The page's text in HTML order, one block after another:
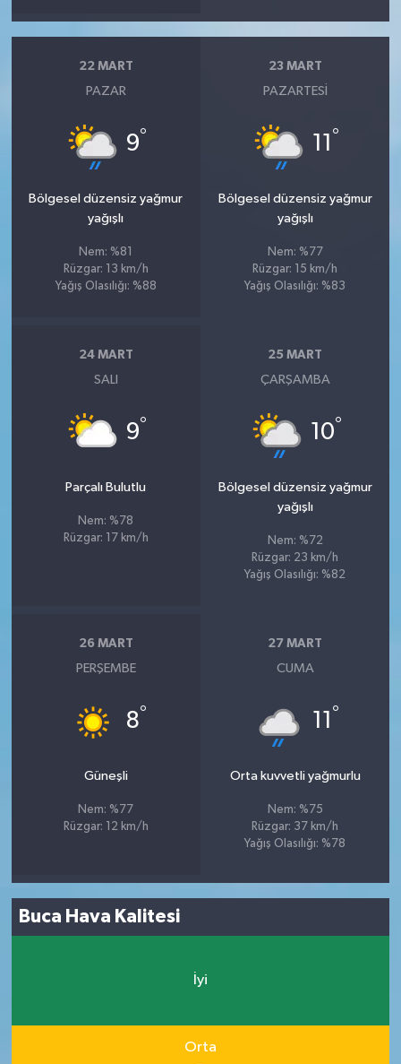
22 MART
PAZAR
9°
Bölgesel düzensiz yağmur
yağışlı
Nem: %81
Rüzgar: 13 km/h
Yağış Olasılığı: %88
23 MART
PAZARTESI
11 °
Bölgesel düzensiz yağmur
yağışlı
Nem: %77
Rüzgar: 15 km/h
Yağış Olasılığı: %83
24 MART
SALI
9°
Parçalı Bulutlu
Nem: %78
Rüzgar: 17 km/h
25 MART
ÇARŞAMBA
10°
Bölgesel düzensiz yağmur
yağışlı
Nem: %72
Rüzgar: 23 km/h
Yağış Olasılığı: %82
26 MART
PERŞEMBE
8°
Güneşli
Nem: %77
Rüzgar: 12 km/h
27 MART
CUMA
11 °
Orta kuvvetli yağmurlu
Nem: %75
Rüzgar: 37 km/h
Yağış Olasılığı: %78
Buca Hava Kalitesi
İyi
Orta